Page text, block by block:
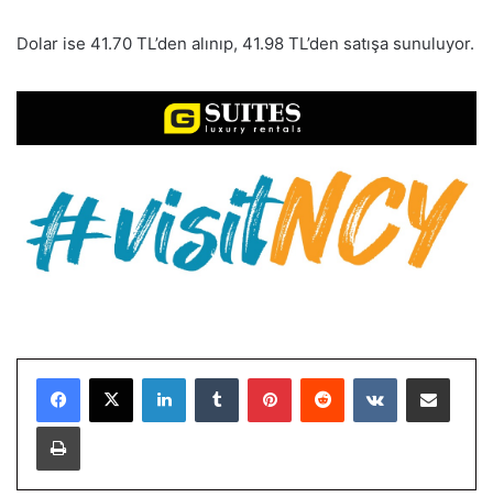
Dolar ise 41.70 TL’den alınıp, 41.98 TL’den satışa sunuluyor.
LinkedInTumblr PinterestReddit VKontakteE-Posta ile paylaş
Yazdır